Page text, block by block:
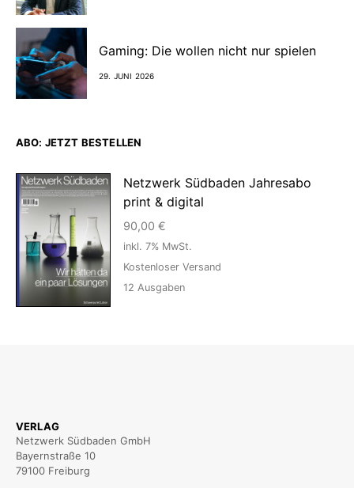
Gaming: Die wollen nicht nur spielen
29. JUNI 2026
ABO: JETZT BESTELLEN
Netzwerk Südbaden Jahresabo
print & digital
90,00 €
inkl. 7% MwSt.
Kostenloser Versand
12 Ausgaben
VERLAG
Netzwerk Südbaden GmbH
Bayernstraße 10
79100 Freiburg